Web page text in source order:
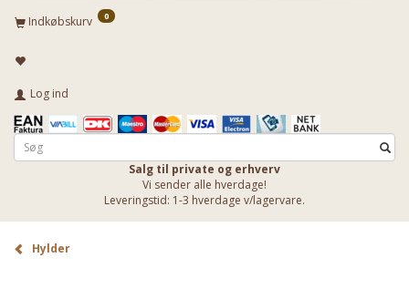
Indkøbskurv 0
Log ind
Salg til private og erhverv
Vi sender alle hverdage!
Leveringstid: 1-3 hverdage v/lagervare.
Hylder